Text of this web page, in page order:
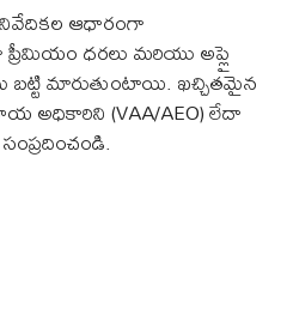
నివేదికల ఆధారంగా
ధరలు మరియు అప్లై
బట్టి మారుతుంటాయి. ఖచ్చితమైన
అధికారిని (VAA/AEO) లేదా